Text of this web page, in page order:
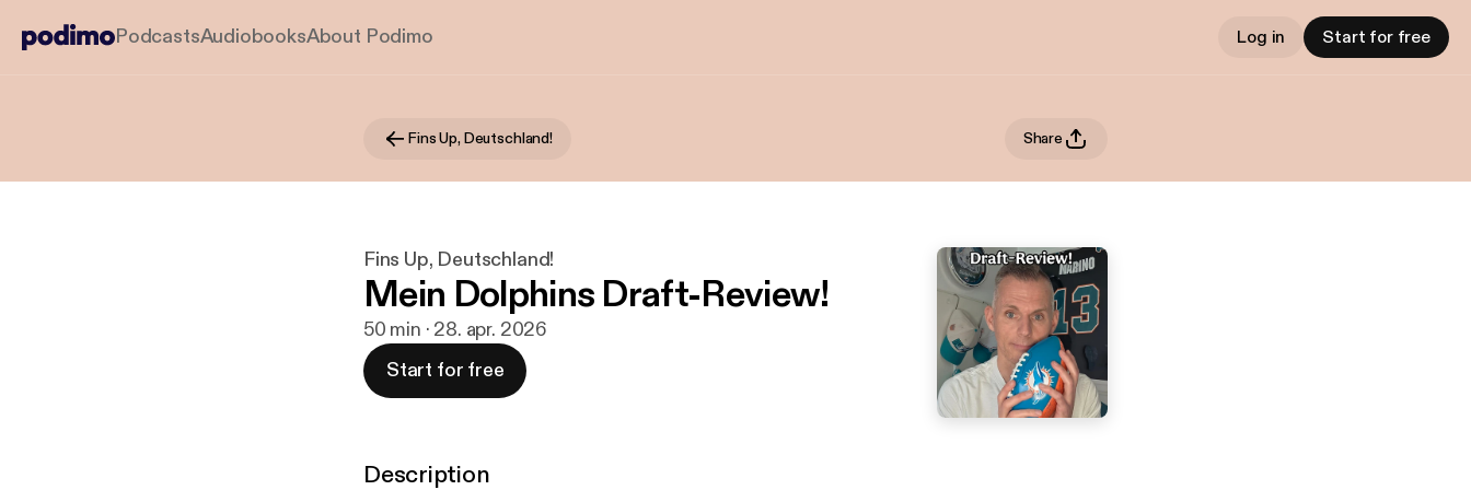
PodcastsAudiobooksAbout Podimo Log in Start for free
Fins Up, Deutschland! Share
Fins Up, Deutschland!
Mein Dolphins Draft-Review!
50 min · 28. apr. 2026
Start for free
Description